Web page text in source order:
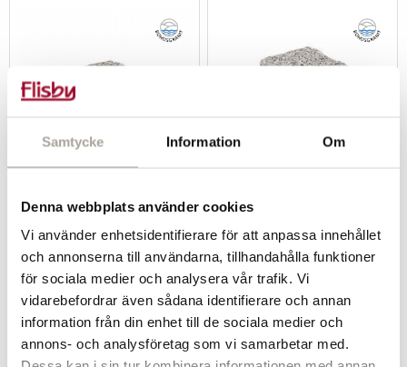
Samtycke Information Om
Denna webbplats använder cookies
Vi använder enhetsidentifierare för att anpassa innehållet
och annonserna till användarna, tillhandahålla funktioner
för sociala medier och analysera vår trafik. Vi
vidarebefordrar även sådana identifierare och annan
information från din enhet till de sociala medier och
annons- och analysföretag som vi samarbetar med.
Granit smågatsten
699 kr/m²
- +
Köp
Rekommenderas!
Bohus
1 049 kr/m²
-
Köp